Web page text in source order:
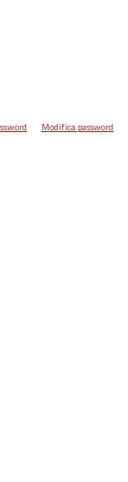
Modifica password